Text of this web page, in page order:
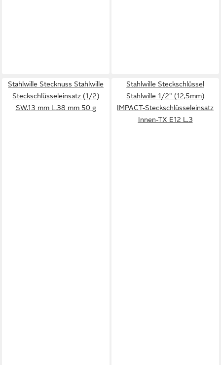
Stahlwille Stecknuss Stahlwille
Steckschlüsseleinsatz (1/2)
SW.13 mm L.38 mm 50 g
Stahlwille Steckschlüssel
Stahlwille 1/2" (12,5mm)
IMPACT-Steckschlüsseleinsatz
Innen-TX E12 L.3